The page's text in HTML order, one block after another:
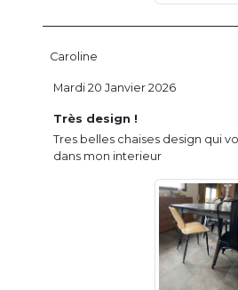
Caroline
Très design !
Tres belles chaises design qui
dans mon interieur
Mardi 20 Janvier 2026